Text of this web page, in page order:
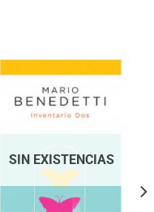
SIN EXISTENCIAS